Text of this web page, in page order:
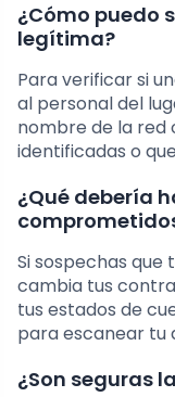
¿Cómo puedo
legítima?
Para verificar si
al personal del
nombre de la red
identificadas o
¿Qué debería
Si sospechas
cambia tus
tus estados de
para escanear tu
¿Son seguras